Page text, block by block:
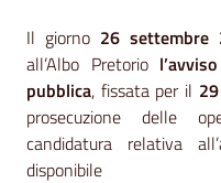
Il giorno 26 settembre
all’Albo Pretorio
pubblica, fissata per il
prosecuzione delle
candidatura relativa